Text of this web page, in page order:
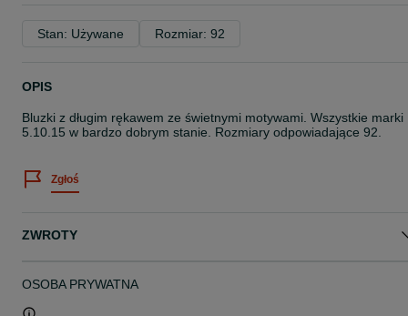
Stan: Używane Rozmiar: 92
OPIS
Bluzki z długim rękawem ze świetnymi motywami. Wszystkie marki
5.10.15 w bardzo dobrym stanie. Rozmiary odpowiadające 92.
Zgłoś
ZWROTY
OSOBA PRYWATNA